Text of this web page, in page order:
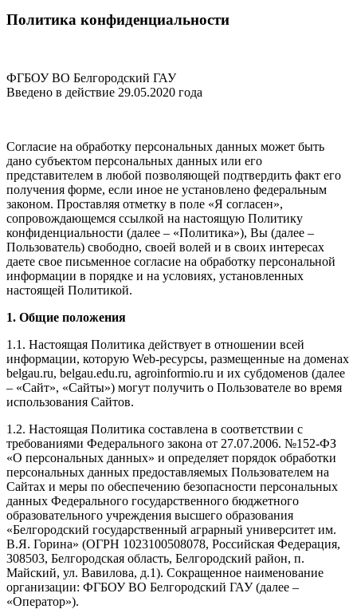
Политика конфиденциальности
ФГБОУ ВО Белгородский ГАУ
Введено в действие 29.05.2020 года
Согласие на обработку персональных данных может быть
дано субъектом персональных данных или его
представителем в любой позволяющей подтвердить факт его
получения форме, если иное не установлено федеральным
законом. Проставляя отметку в поле «Я согласен»,
сопровождающемся ссылкой на настоящую Политику
конфиденциальности (далее – «Политика»), Вы (далее –
Пользователь) свободно, своей волей и в своих интересах
даете свое письменное согласие на обработку персональной
информации в порядке и на условиях, установленных
настоящей Политикой.
1. Общие положения
1.1. Настоящая Политика действует в отношении всей
информации, которую Web-ресурсы, размещенные на доменах
belgau.ru, belgau.edu.ru, agroinformio.ru и их субдоменов (далее
– «Сайт», «Сайты») могут получить о Пользователе во время
использования Сайтов.
1.2. Настоящая Политика составлена в соответствии с
требованиями Федерального закона от 27.07.2006. №152-ФЗ
«О персональных данных» и определяет порядок обработки
персональных данных предоставляемых Пользователем на
Сайтах и меры по обеспечению безопасности персональных
данных Федерального государственного бюджетного
образовательного учреждения высшего образования
«Белгородский государственный аграрный университет им.
В.Я. Горина» (ОГРН 1023100508078, Российская Федерация,
308503, Белгородская область, Белгородский район, п.
Майский, ул. Вавилова, д.1). Сокращенное наименование
организации: ФГБОУ ВО Белгородский ГАУ (далее –
«Оператор»).